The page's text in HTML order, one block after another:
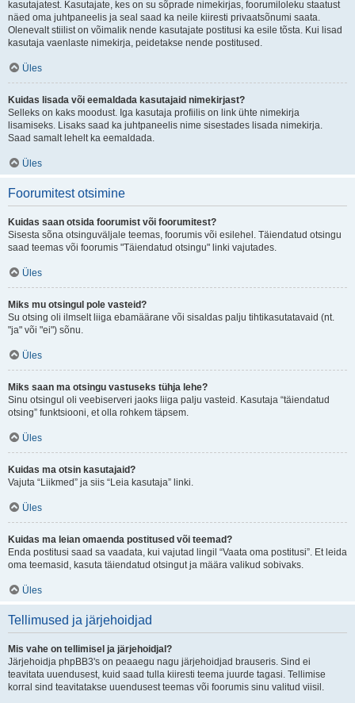
kasutajatest. Kasutajate, kes on su sõprade nimekirjas, foorumiloleku staatust
näed oma juhtpaneelis ja seal saad ka neile kiiresti privaatsõnumi saata.
Olenevalt stiilist on võimalik nende kasutajate postitusi ka esile tõsta. Kui lisad
kasutaja vaenlaste nimekirja, peidetakse nende postitused.
Üles
Kuidas lisada või eemaldada kasutajaid nimekirjast?
Selleks on kaks moodust. Iga kasutaja profiilis on link ühte nimekirja
lisamiseks. Lisaks saad ka juhtpaneelis nime sisestades lisada nimekirja.
Saad samalt lehelt ka eemaldada.
Üles
Foorumitest otsimine
Kuidas saan otsida foorumist või foorumitest?
Sisesta sõna otsinguväljale teemas, foorumis või esilehel. Täiendatud otsingu
saad teemas või foorumis "Täiendatud otsingu" linki vajutades.
Üles
Miks mu otsingul pole vasteid?
Su otsing oli ilmselt liiga ebamäärane või sisaldas palju tihtikasutatavaid (nt.
"ja" või "ei") sõnu.
Üles
Miks saan ma otsingu vastuseks tühja lehe?
Sinu otsingul oli veebiserveri jaoks liiga palju vasteid. Kasutaja “täiendatud
otsing” funktsiooni, et olla rohkem täpsem.
Üles
Kuidas ma otsin kasutajaid?
Vajuta “Liikmed” ja siis “Leia kasutaja” linki.
Üles
Kuidas ma leian omaenda postitused või teemad?
Enda postitusi saad sa vaadata, kui vajutad lingil “Vaata oma postitusi”. Et leida
oma teemasid, kasuta täiendatud otsingut ja määra valikud sobivaks.
Üles
Tellimused ja järjehoidjad
Mis vahe on tellimisel ja järjehoidjal?
Järjehoidja phpBB3's on peaaegu nagu järjehoidjad brauseris. Sind ei
teavitata uuendusest, kuid saad tulla kiiresti teema juurde tagasi. Tellimise
korral sind teavitatakse uuendusest teemas või foorumis sinu valitud viisil.